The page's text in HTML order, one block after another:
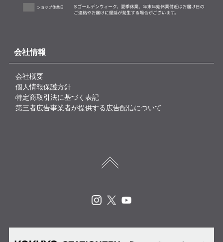
会社情報
会社概要
個人情報保護方針
特定商取引法に基づく表記
第三者広告事業者が提供する広告配信について